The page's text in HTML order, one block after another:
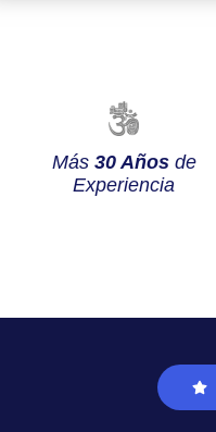
Más 30 Añosde
Experiencia